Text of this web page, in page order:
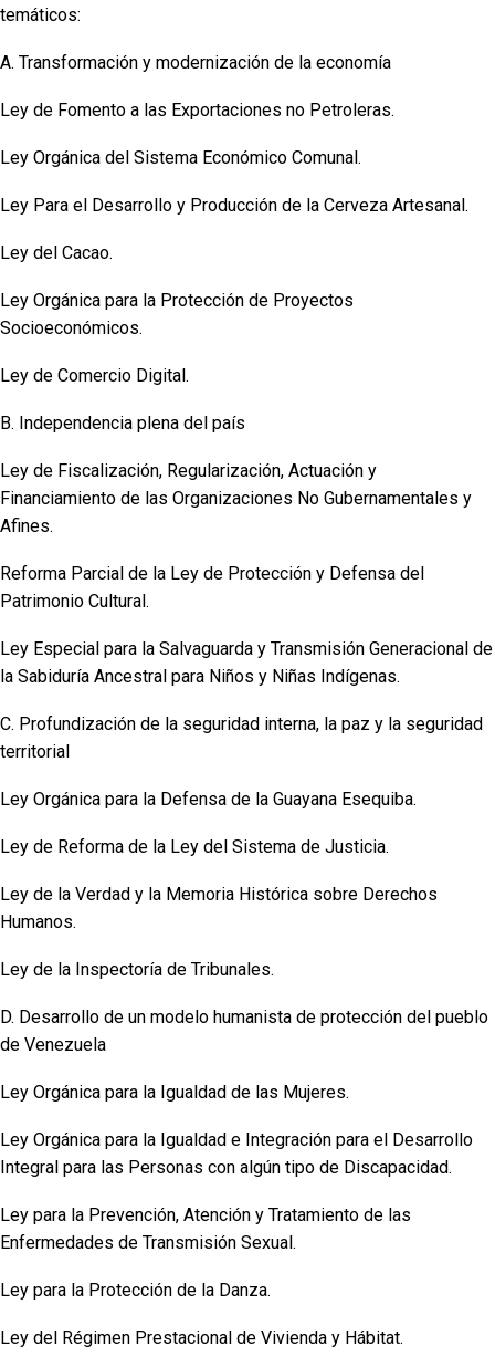
temáticos:
A. Transformación y modernización de la economía
Ley de Fomento a las Exportaciones no Petroleras.
Ley Orgánica del Sistema Económico Comunal.
Ley Para el Desarrollo y Producción de la Cerveza Artesanal.
Ley del Cacao.
Ley Orgánica para la Protección de Proyectos
Socioeconómicos.
Ley de Comercio Digital.
B. Independencia plena del país
Ley de Fiscalización, Regularización, Actuación y
Financiamiento de las Organizaciones No Gubernamentales y
Afines.
Reforma Parcial de la Ley de Protección y Defensa del
Patrimonio Cultural.
Ley Especial para la Salvaguarda y Transmisión Generacional de
la Sabiduría Ancestral para Niños y Niñas Indígenas.
C. Profundización de la seguridad interna, la paz y la seguridad
territorial
Ley Orgánica para la Defensa de la Guayana Esequiba.
Ley de Reforma de la Ley del Sistema de Justicia.
Ley de la Verdad y la Memoria Histórica sobre Derechos
Humanos.
Ley de la Inspectoría de Tribunales.
D. Desarrollo de un modelo humanista de protección del pueblo
de Venezuela
Ley Orgánica para la Igualdad de las Mujeres.
Ley Orgánica para la Igualdad e Integración para el Desarrollo
Integral para las Personas con algún tipo de Discapacidad.
Ley para la Prevención, Atención y Tratamiento de las
Enfermedades de Transmisión Sexual.
Ley para la Protección de la Danza.
Ley del Régimen Prestacional de Vivienda y Hábitat.